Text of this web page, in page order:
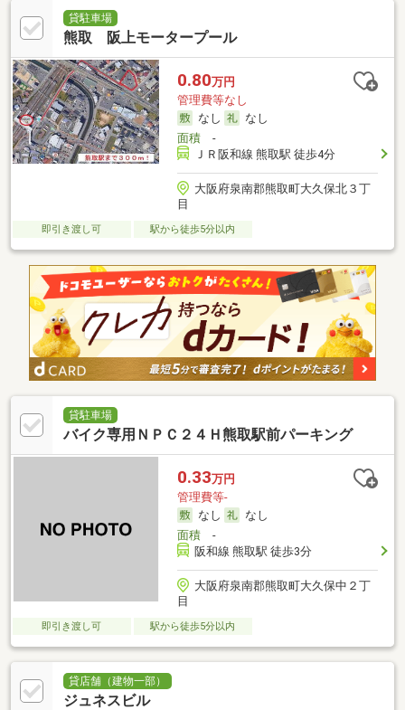
貸駐車場
熊取 阪上モータープール
0.80万円
管理費等なし
なし
なし
面積-
ＪＲ阪和線 熊取駅 徒歩4分
大阪府泉南郡熊取町大久保北３丁
目
即引き渡し可 駅から徒歩5分以内
貸駐車場
バイク専用ＮＰＣ２４Ｈ熊取駅前パーキング
0.33万円
管理費等-
なし
なし
面積-
阪和線 熊取駅 徒歩3分
大阪府泉南郡熊取町大久保中２丁
目
即引き渡し可 駅から徒歩5分以内
貸店舗（建物一部）
ジュネスビル